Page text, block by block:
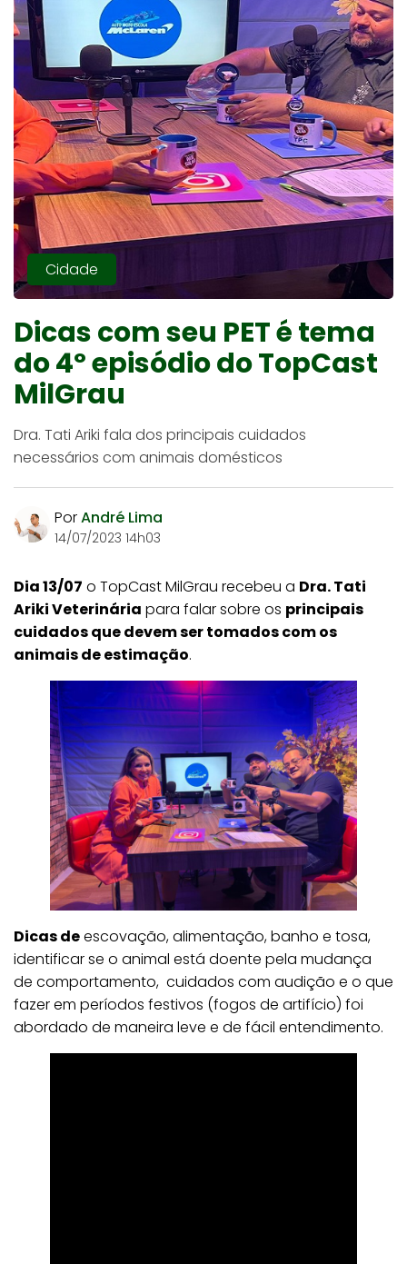
Cidade
Dicas com seu PET é tema
do 4º episódio do TopCast
MilGrau
Dra. Tati Ariki fala dos principais cuidados
necessários com animais domésticos
PorAndré Lima
14/07/2023 14h03
Dia 13/07 o TopCast MilGrau recebeu a Dra. Tati
Ariki Veterinária para falar sobre os principais
cuidados que devem ser tomados com os
animais de estimação.
Dicas deescovação, alimentação, banho e tosa,
identificar se o animal está doente pela mudança
de comportamento, cuidados com audição e o que
fazer em períodos festivos (fogos de artifício) foi
abordado de maneira leve e de fácil entendimento.